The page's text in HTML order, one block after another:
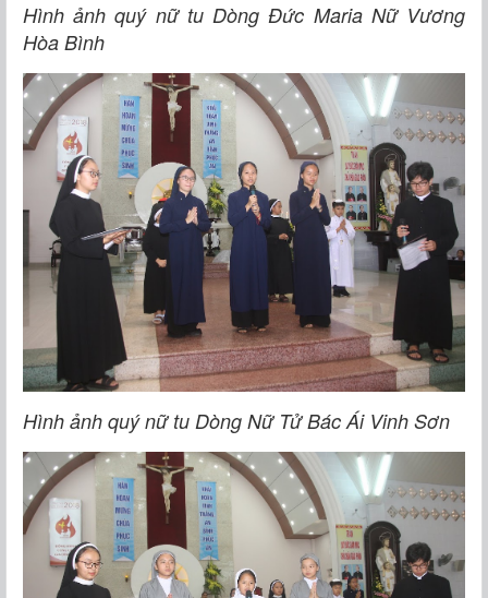
Hình ảnh quý nữ tu Dòng Đức Maria Nữ Vương
Hòa Bình
Hình ảnh quý nữ tu Dòng Nữ Tử Bác Ái Vinh Sơn